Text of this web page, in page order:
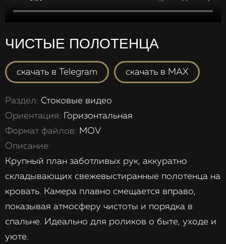
ЧИСТЫЕ ПОЛОТЕНЦА
скачать в Telegram скачать в MAX
Раздел: Стоковые видео
Ориентация: Горизонтальная
Формат файлов: MOV
Описание:
Крупный план заботливых рук, аккуратно
складывающих свежевыстиранные полотенца на
кровать. Камера плавно смещается вправо,
показывая атмосферу чистоты и порядка в
спальне. Идеально для роликов о быте, уходе и
уюте.